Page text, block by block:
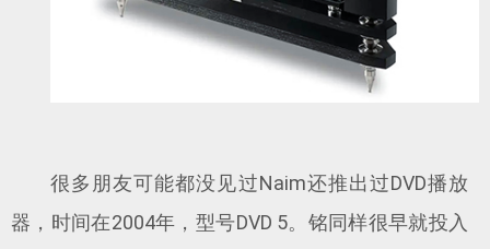
很多朋友可能都没见过Naim还推出过DVD播放
器，时间在2004年，型号DVD 5。铭同样很早就投入